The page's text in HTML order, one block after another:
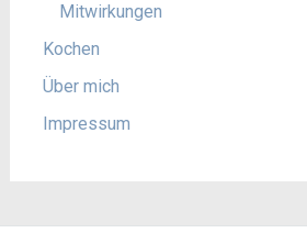
Mitwirkungen
Kochen
Über mich
Impressum